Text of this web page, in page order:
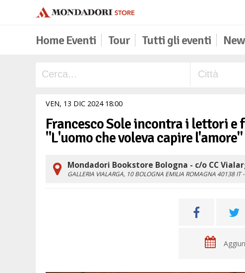
Home Eventi Tour Tutti gli eventi
VEN, 13 DIC 2024 1800
Francesco Sole incontra i lettori e
"L'uomo che voleva capire
Mondadori Bookstore Bologna - c/o CC
GALLERIA VIALARGA, 10BOLOGNA EMILIA ROMAGNA 40138 IT